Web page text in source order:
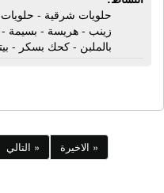
حلويات شرقية -
زينب - هريسة - بسيمة
بالملبن - كحك بسكر -
التالي » الاخيرة »